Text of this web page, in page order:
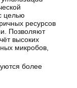
целью
ресурсов
Позволяют
высоких
микробов,
более